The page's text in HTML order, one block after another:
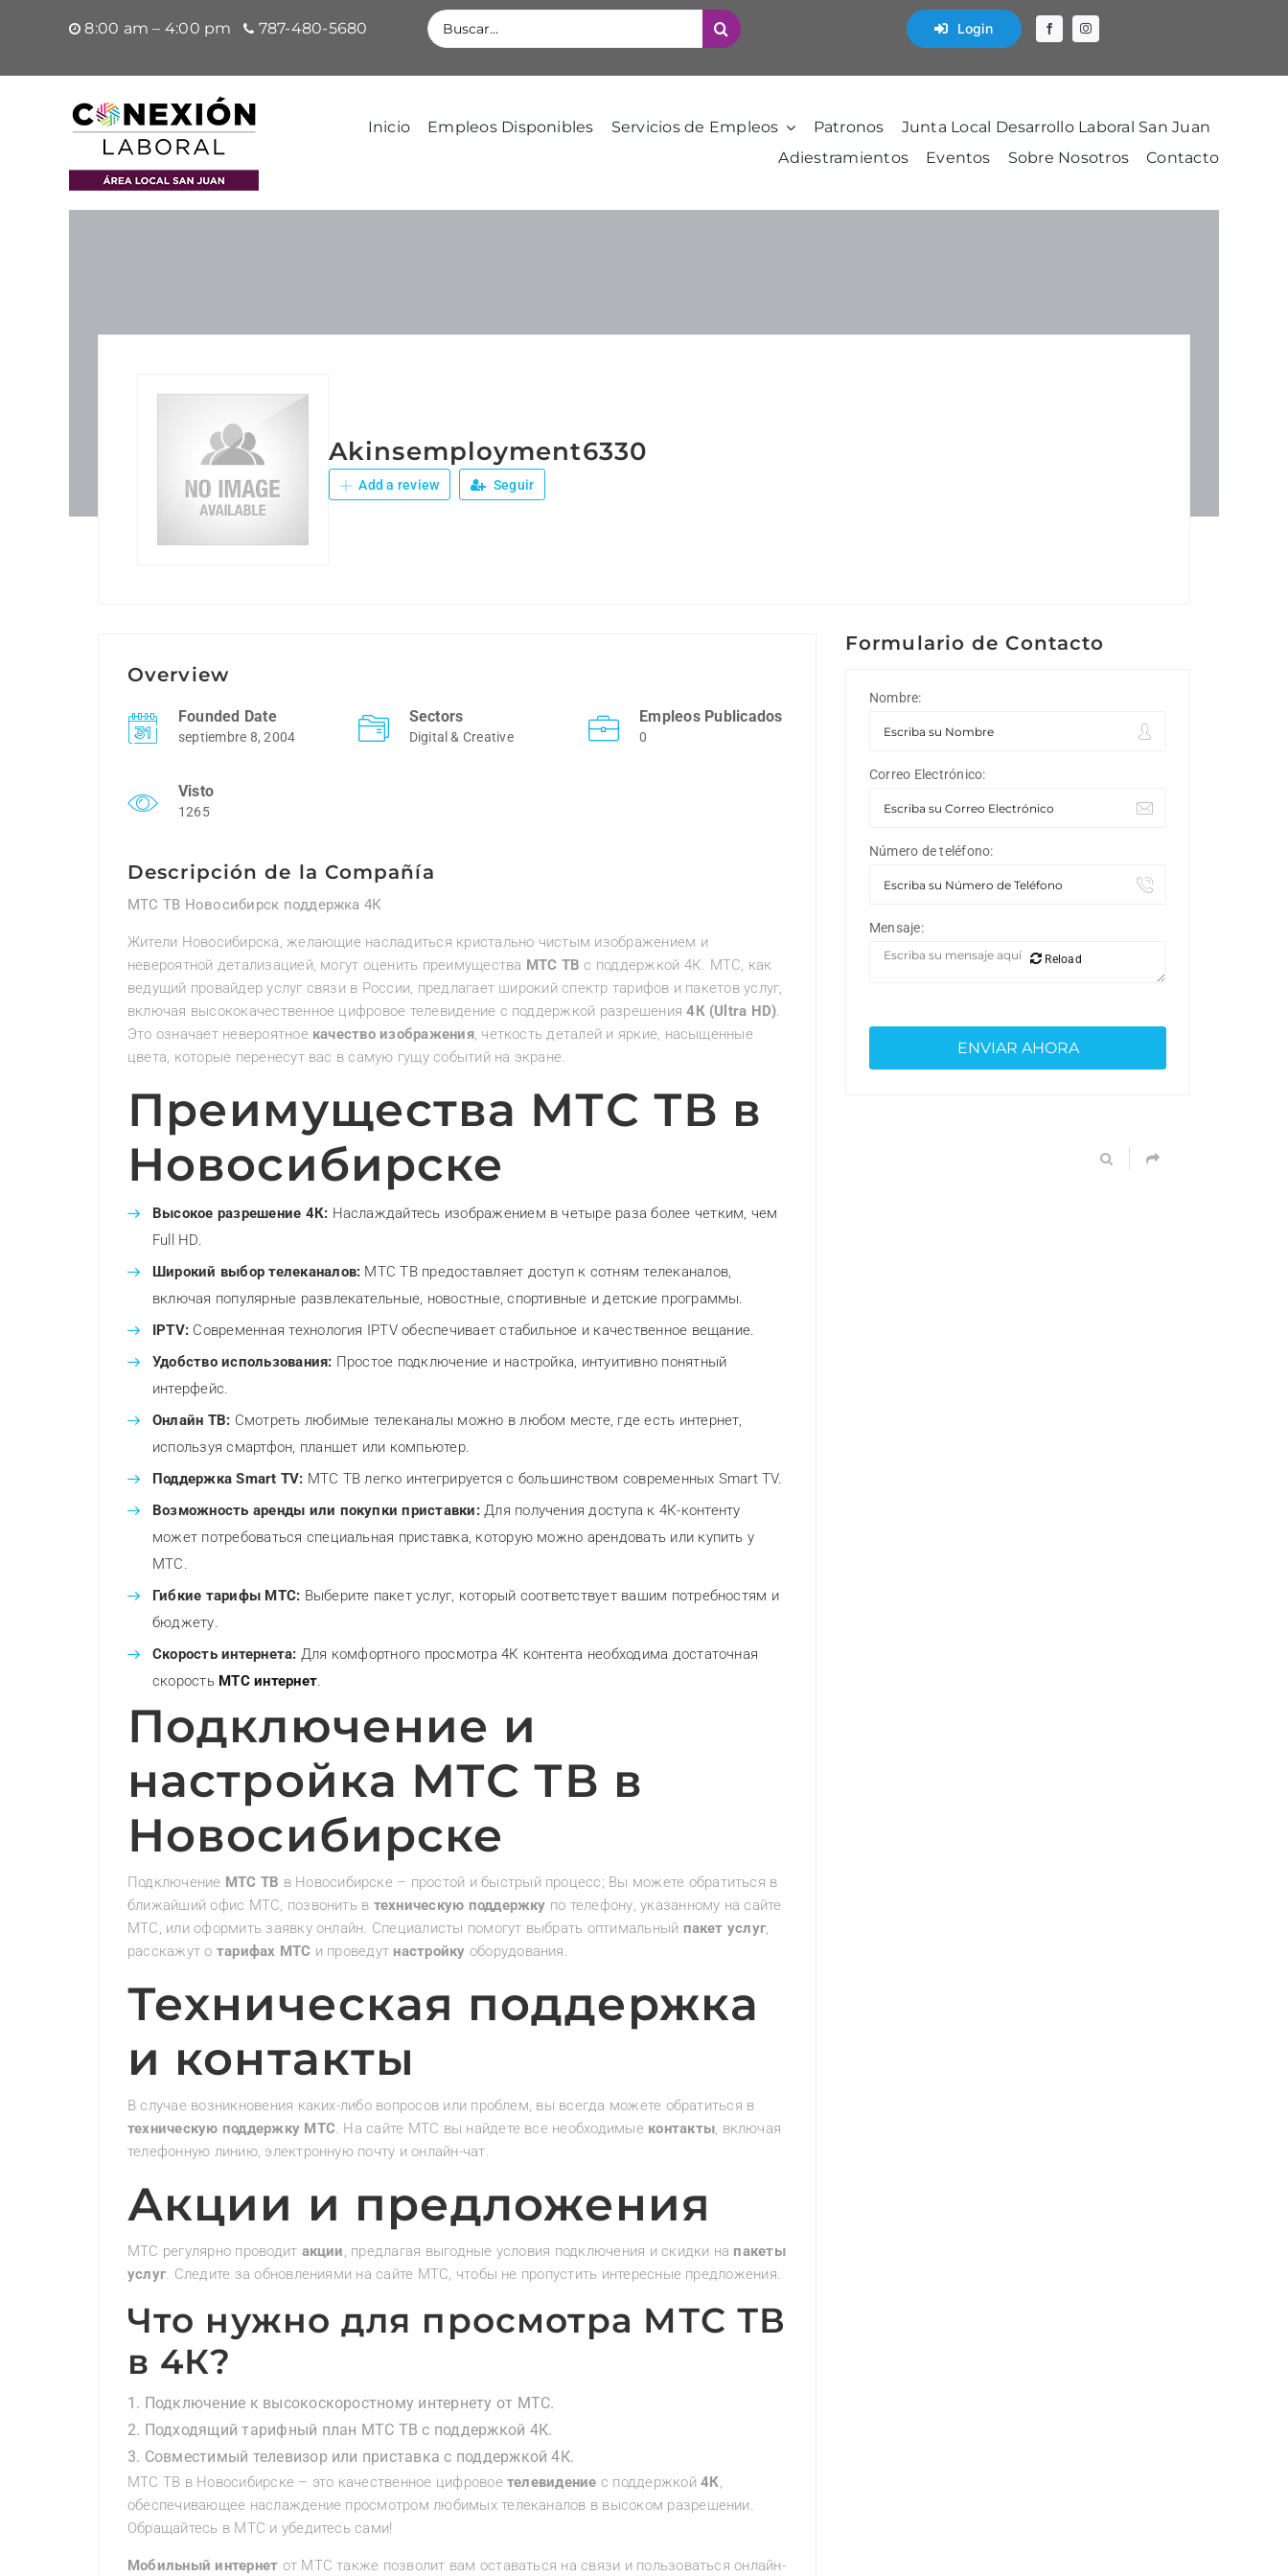
8:00 am – 4:00 pm 787-480-5680 Buscar: Login
Inicio Empleos Disponibles Servicios de Empleos Patronos
Junta Local Desarrollo Laboral San Juan
Adiestramientos
Eventos Sobre Nosotros Contacto
Akinsemployment6330
Add a review Seguir
Overview
Founded Date
septiembre 8, 2004
Sectors
Digital & Creative
Empleos Publicados
0
Visto
1265
Descripción de la Compañía
МТС ТВ Новосибирск поддержка 4К
Жители Новосибирска, желающие насладиться кристально чистым изображением и
невероятной детализацией, могут оценить преимущества МТС ТВ с поддержкой 4К. МТС, как
ведущий провайдер услуг связи в России, предлагает широкий спектр тарифов и пакетов услуг,
включая высококачественное цифровое телевидение с поддержкой разрешения4К (Ultra HD).
Это означает невероятное качество изображения, четкость деталей и яркие, насыщенные
цвета, которые перенесут вас в самую гущу событий на экране.
Преимущества МТС ТВ в
Новосибирске
Высокое разрешение 4К: Наслаждайтесь изображением в четыре раза более четким, чем
Full HD.
Широкий выбор телеканалов: МТС ТВ предоставляет доступ к сотням телеканалов,
включая популярные развлекательные, новостные, спортивные и детские программы.
IPTV: Современная технология IPTV обеспечивает стабильное и качественное вещание.
Удобство использования: Простое подключение и настройка, интуитивно понятный
интерфейс.
Онлайн ТВ: Смотреть любимые телеканалы можно в любом месте, где есть интернет,
используя смартфон, планшет или компьютер.
Поддержка Smart TV: МТС ТВ легко интегрируется с большинством современных Smart TV.
Возможность аренды или покупки приставки:Для получения доступа к 4К-контенту
может потребоваться специальная приставка, которую можно арендовать или купить у
МТС.
Гибкие тарифы МТС: Выберите пакет услуг, который соответствует вашим потребностям и
бюджету.
Скорость интернета: Для комфортного просмотра 4К контента необходима достаточная
скорость МТС интернет.
Подключение и
настройка МТС ТВ в
Новосибирске
Подключение МТС ТВ в Новосибирске – простой и быстрый процесс; Вы можете обратиться в
ближайший офис МТС, позвонить в техническую поддержку по телефону, указанному на сайте
МТС, или оформить заявку онлайн. Специалисты помогут выбрать оптимальный пакет услуг,
расскажут о тарифах МТС и проведут настройку оборудования.
Техническая поддержка
и контакты
В случае возникновения каких-либо вопросов или проблем, вы всегда можете обратиться в
техническую поддержку МТС. На сайте МТС вы найдете все необходимые контакты, включая
телефонную линию, электронную почту и онлайн-чат.
Акции и предложения
МТС регулярно проводит акции, предлагая выгодные условия подключения и скидки на пакеты
услуг. Следите за обновлениями на сайте МТС, чтобы не пропустить интересные предложения.
Что нужно для просмотра МТС ТВ
в 4К?
Подключение к высокоскоростному интернету от МТС.
Подходящий тарифный план МТС ТВ с поддержкой 4К.
Совместимый телевизор или приставка с поддержкой 4К.
МТС ТВ в Новосибирске – это качественное цифровое телевидение с поддержкой4К,
обеспечивающее наслаждение просмотром любимых телеканалов в высоком разрешении.
Обращайтесь в МТС и убедитесь сами!
Мобильный интернет от МТС также позволит вам оставаться на связи и пользоваться онлайн-
Formulario de Contacto
Nombre:
Correo Electrónico:
Número de teléfono:
Mensaje:
Reload